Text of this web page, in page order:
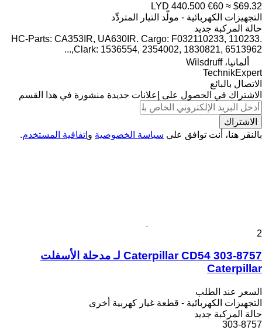
LYD 440.500 €60 ≈ $69.32
التجهيزات الكهربائية - مولّد التيار المتردِّد
حالة المركبة جديد
HC-Parts: CA353IR, UA630IR. Cargo: F032110233, 110233.
Clark: 1536554, 2354002, 1830821, 6513962,...
ألمانيا، Wilsdruff
TechnikExpert
الاتصال بالبائع
الاشتراك في الحصول على إعلانات جديدة منشورة في هذا القسم
الاشتراك
بالنقر هنا، أنت توافق على سياسة الخصوصية و اتفاقية المستخدم.
2
Caterpillar CD54 303-8757 لـ مدحلة الأسفلت
Caterpillar
السعر عند الطلب
التجهيزات الكهربائية - قطعة غيار كهربية أخرى
حالة المركبة جديد
303-8757